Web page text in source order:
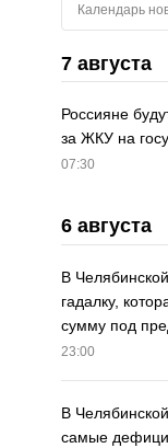
Календарь
7 августа
Россияне
за ЖКУ на
07:30
6 августа
В
гадалку,
сумму под
23:00
В
самые